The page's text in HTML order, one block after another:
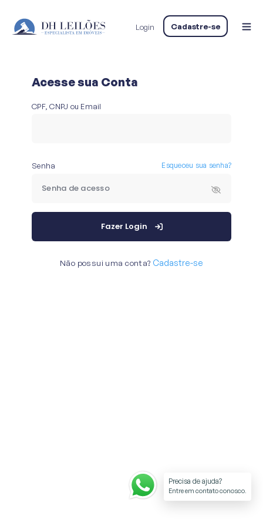
Login Cadastre-se
Acesse sua Conta
CPF, CNPJ ou Email
Senha Esqueceu sua senha?
Fazer Login
Não possui uma conta? Cadastre-se
Precisa de ajuda?
Entre em contato conosco.